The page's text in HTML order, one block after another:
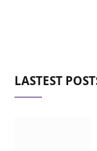
LASTEST